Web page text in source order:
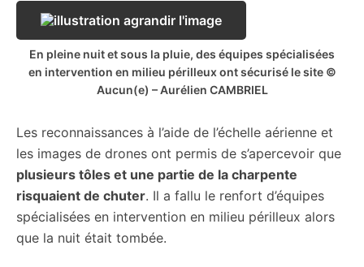
En pleine nuit et sous la pluie, des équipes spécialisées
en intervention en milieu périlleux ont sécurisé le site ©
Aucun(e) – Aurélien CAMBRIEL
Les reconnaissances à l’aide de l’échelle aérienne et
les images de drones ont permis de s’apercevoir que
plusieurs tôles et une partie de la charpente
risquaient de chuter. Il a fallu le renfort d’équipes
spécialisées en intervention en milieu périlleux alors
que la nuit était tombée.